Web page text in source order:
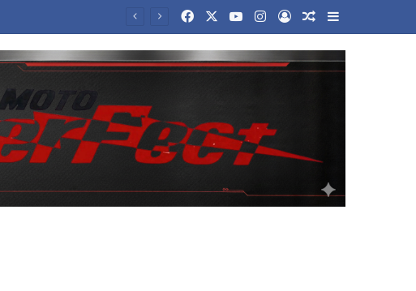
FacebookYouTubeInstagram
Log InRandom Article
Sidebar